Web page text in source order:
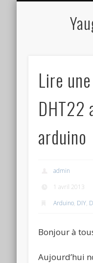
Lire
DHT22
arduino
admin
1 avril 2013
Arduino, DIY,
Bonjour à
Aujourd’hui